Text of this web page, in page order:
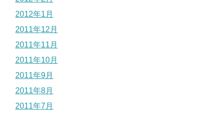
2012年1月
2011年12月
2011年11月
2011年10月
2011年9月
2011年8月
2011年7月